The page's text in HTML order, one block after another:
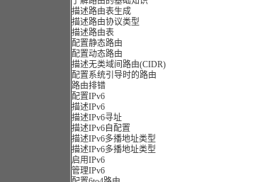
描述路由表生成
描述路由协议类型
描述路由表
配置静态路由
配置动态路由
描述无类域间路由(CIDR)
配置系统引导时的路由
路由排错
配置IPv6
描述IPv6
描述IPv6寻址
描述IPv6自配置
描述IPv6多播地址类型
描述IPv6多播地址类型
启用IPv6
管理IPv6